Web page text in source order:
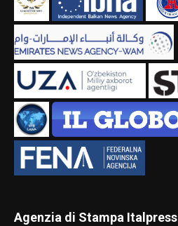
Agenzia di Stampa Italpress